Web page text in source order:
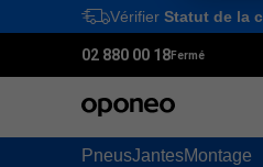
Vérifier Statut de la
02 880 00 18Fermé
PneusJantesMontage